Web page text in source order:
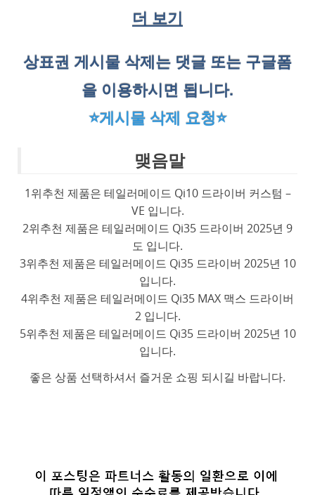
더 보기
상표권 게시물 삭제는 댓글 또는 구글폼
을 이용하시면 됩니다.
⭐게시물 삭제 요청⭐
맺음말
1위추천 제품은 테일러메이드 Qi10 드라이버 커스텀 –
VE 입니다.
2위추천 제품은 테일러메이드 Qi35 드라이버 2025년 9
도 입니다.
3위추천 제품은 테일러메이드 Qi35 드라이버 2025년 10
입니다.
4위추천 제품은 테일러메이드 Qi35 MAX 맥스 드라이버
2 입니다.
5위추천 제품은 테일러메이드 Qi35 드라이버 2025년 10
입니다.
좋은 상품 선택하셔서 즐거운 쇼핑 되시길 바랍니다.